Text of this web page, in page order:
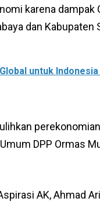
karena dampak
dan Kabupaten
untuk
DPP Ormas
AK, Ahmad